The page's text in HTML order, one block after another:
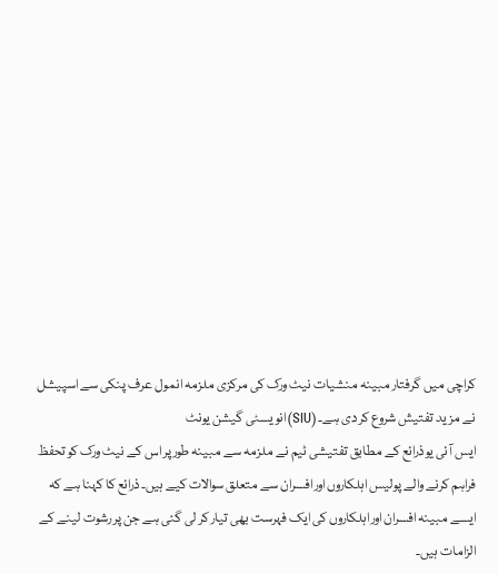
کراچی میں گرفتار مبینہ منشیات نیٹ ورک کی مرکزی ملزمہ انمول عرف پنکی سے اسپیشل
انویسٹی گیشن یونٹ (SIU) نے مزید تفتیش شروع کر دی ہے۔
ایس آئی یو ذرائع کے مطابق تفتیشی ٹیم نے ملزمہ سے مبینہ طور پر اس کے نیٹ ورک کو تحفظ
فراہم کرنے والے پولیس اہلکاروں اور افسران سے متعلق سوالات کیے ہیں۔ ذرائع کا کہنا ہے کہ
ایسے مبینہ افسران اور اہلکاروں کی ایک فہرست بھی تیار کر لی گئی ہے جن پر رشوت لینے کے
الزامات ہیں۔